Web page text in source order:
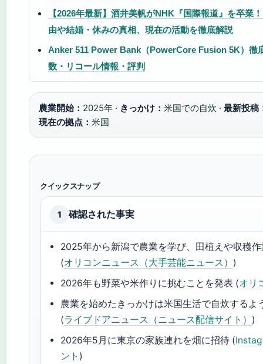
【2026年最新】酒井美帆がNHK『国際報道』を卒業
由や結婚・休みの真相、現在の活動を徹底解説
Anker 511 Power Bank（PowerCore Fusion 5K）徹
数・リコール情報・評判
農業開始： 2025年 · きっかけ： 米国での自炊 · 最新投稿
現在の拠点： 米国
クイックスナップ
1 確認された事実
2025年から新潟で農業を学び、田植えや収穫
(オリコンニュース（大手芸能ニュース） )
2026年も野菜や米作りに挑むことを発表 (オリ
農業を始めたきっかけは米国生活で自炊するよ
(ライブドアニュース（ニュース配信サイト） )
2026年5月に東京の家族連れを畑に招待 (
ント )